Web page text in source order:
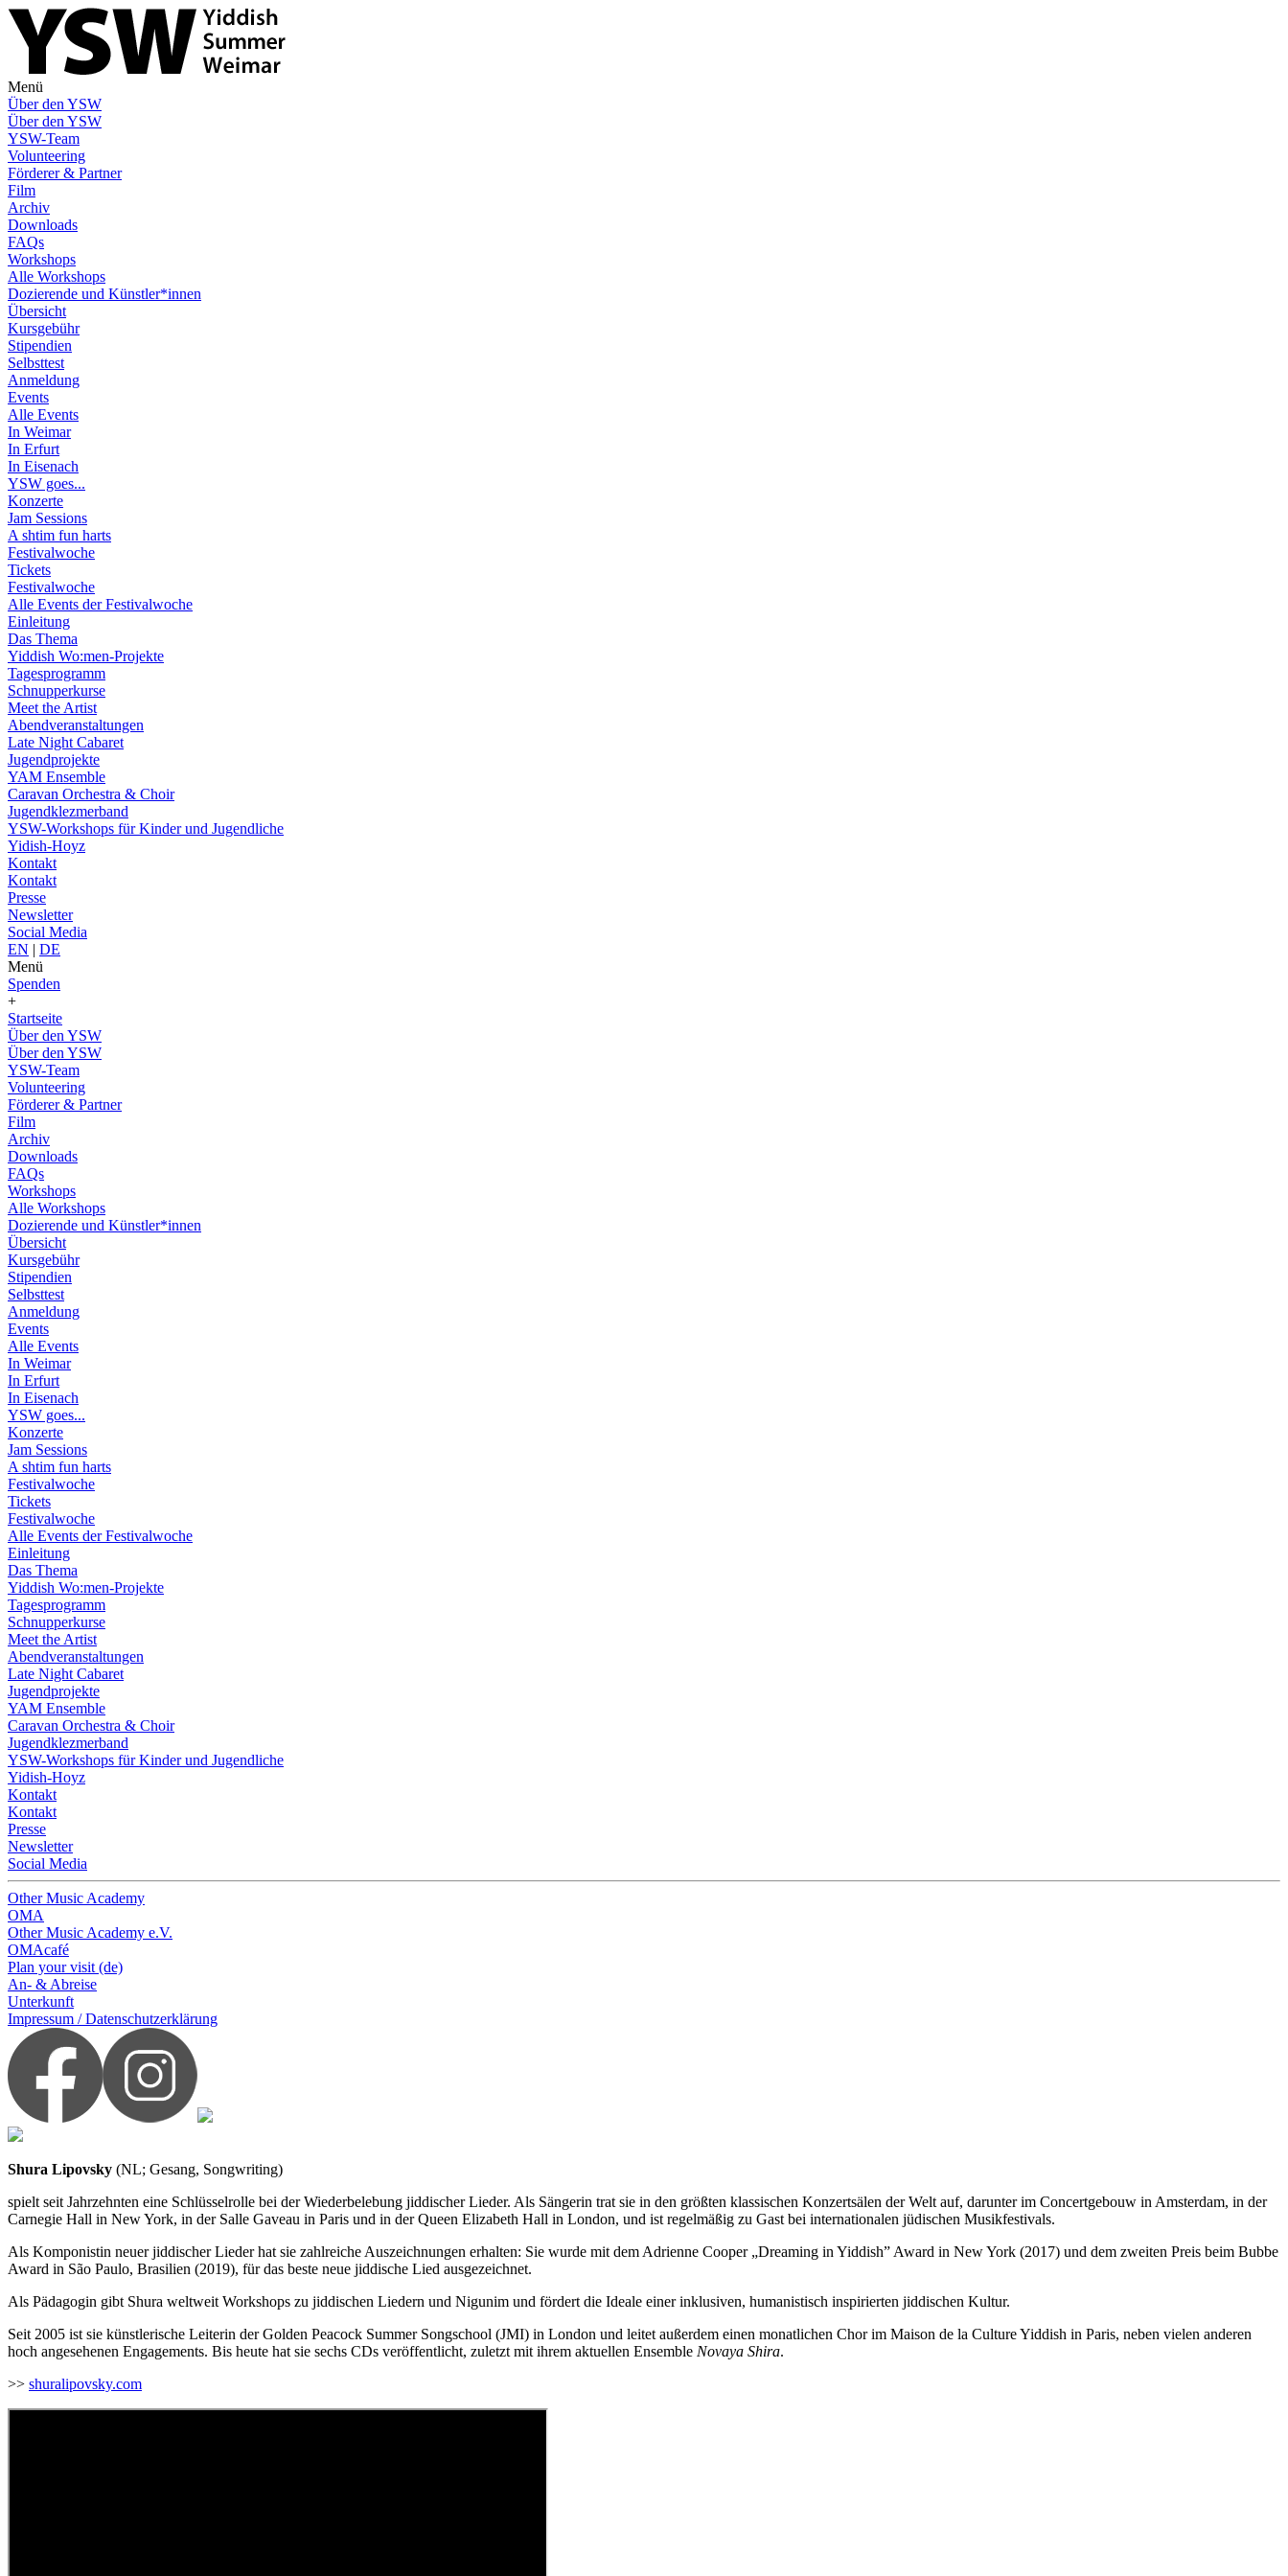
Menü
Über den YSW
Über den YSW
YSW-Team
Volunteering
Förderer & Partner
Film
Archiv
Downloads
FAQs
Workshops
Alle Workshops
Dozierende und Künstler*innen
Übersicht
Kursgebühr
Stipendien
Selbsttest
Anmeldung
Events
Alle Events
In Weimar
In Erfurt
In Eisenach
YSW goes...
Konzerte
Jam Sessions
A shtim fun harts
Festivalwoche
Tickets
Festivalwoche
Alle Events der Festivalwoche
Einleitung
Das Thema
Yiddish Wo:men-Projekte
Tagesprogramm
Schnupperkurse
Meet the Artist
Abendveranstaltungen
Late Night Cabaret
Jugendprojekte
YAM Ensemble
Caravan Orchestra & Choir
Jugendklezmerband
YSW-Workshops für Kinder und Jugendliche
Yidish-Hoyz
Kontakt
Kontakt
Presse
Newsletter
Social Media
EN | DE
Menü
Spenden
+
Startseite
Über den YSW
Über den YSW
YSW-Team
Volunteering
Förderer & Partner
Film
Archiv
Downloads
FAQs
Workshops
Alle Workshops
Dozierende und Künstler*innen
Übersicht
Kursgebühr
Stipendien
Selbsttest
Anmeldung
Events
Alle Events
In Weimar
In Erfurt
In Eisenach
YSW goes...
Konzerte
Jam Sessions
A shtim fun harts
Festivalwoche
Tickets
Festivalwoche
Alle Events der Festivalwoche
Einleitung
Das Thema
Yiddish Wo:men-Projekte
Tagesprogramm
Schnupperkurse
Meet the Artist
Abendveranstaltungen
Late Night Cabaret
Jugendprojekte
YAM Ensemble
Caravan Orchestra & Choir
Jugendklezmerband
YSW-Workshops für Kinder und Jugendliche
Yidish-Hoyz
Kontakt
Kontakt
Presse
Newsletter
Social Media
Other Music Academy
OMA
Other Music Academy e.V.
OMAcafé
Plan your visit (de)
An- & Abreise
Unterkunft
Impressum / Datenschutzerklärung
Shura Lipovsky (NL; Gesang, Songwriting)
spielt seit Jahrzehnten eine Schlüsselrolle bei der Wiederbelebung jiddischer Lieder. Als Sängerin trat sie in den größten klassischen Konzertsälen der Welt auf, darunter im Concertgebouw in Amsterdam, in der
Carnegie Hall in New York, in der Salle Gaveau in Paris und in der Queen Elizabeth Hall in London, und ist regelmäßig zu Gast bei internationalen jüdischen Musikfestivals.
Als Komponistin neuer jiddischer Lieder hat sie zahlreiche Auszeichnungen erhalten: Sie wurde mit dem Adrienne Cooper „Dreaming in Yiddish” Award in New York (2017) und dem zweiten Preis beim Bubbe
Award in São Paulo, Brasilien (2019), für das beste neue jiddische Lied ausgezeichnet.
Als Pädagogin gibt Shura weltweit Workshops zu jiddischen Liedern und Nigunim und fördert die Ideale einer inklusiven, humanistisch inspirierten jiddischen Kultur.
Seit 2005 ist sie künstlerische Leiterin der Golden Peacock Summer Songschool (JMI) in London und leitet außerdem einen monatlichen Chor im Maison de la Culture Yiddish in Paris, neben vielen anderen
hoch angesehenen Engagements. Bis heute hat sie sechs CDs veröffentlicht, zuletzt mit ihrem aktuellen Ensemble Novaya Shira.
>> shuralipovsky.com